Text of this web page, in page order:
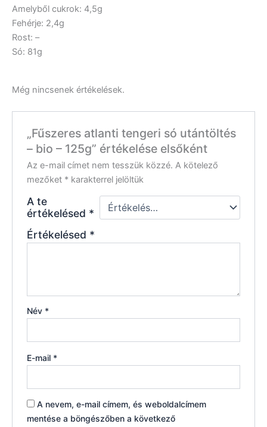
Amelyből cukrok: 4,5g
Fehérje: 2,4g
Rost: –
Só: 81g
Még nincsenek értékelések.
„Fűszeres atlanti tengeri só utántöltés
– bio – 125g” értékelése elsőként
Az e-mail címet nem tesszük közzé. A kötelező
mezőket * karakterrel jelöltük
A te
értékelésed *
Értékelésed *
Név *
E-mail *
A nevem, e-mail címem, és weboldalcímem
mentése a böngészőben a következő